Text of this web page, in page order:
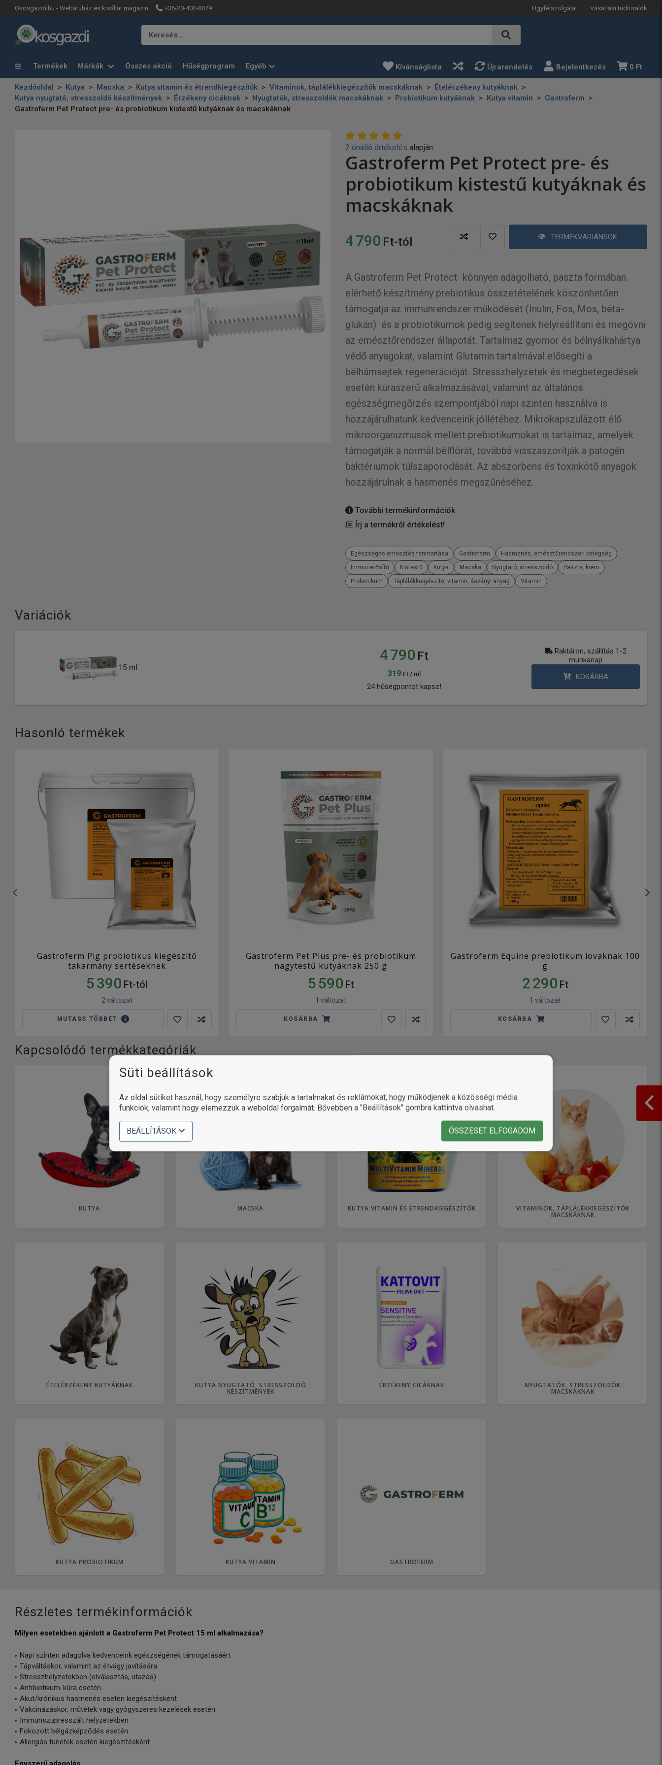
Okosgazdi.hu - Webáruház és kisállat magazin +36-20-402-8079 Ügyfélszolgálat Vásárlási tudnivalók
Keresés…
Termékek Márkák Összes akció Hűségprogram Egyéb Kívánságlista Újrarendelés Bejelentkezés 0 Ft
Kezdőoldal Kutya Macska Kutya vitamin és étrendkiegészítők Vitaminok, táplálékkiegészítők macskáknak
Ételérzékeny kutyáknak
Kutya nyugtató, stresszoldó készítmények
Érzékeny cicáknak Nyugtatók, stresszoldók macskáknak Probiotikum kutyáknak Kutya vitamin
Gastroferm
Gastroferm Pet Protect pre- és probiotikum kistestű kutyáknak és macskáknak
2 önálló értékelés alapján
Gastroferm Pet Protect pre- és
probiotikum kistestű kutyáknak és
macskáknak
4 790 Ft-tól TERMÉKVARIÁNSOK
A Gastroferm Pet Protect könnyen adagolható, paszta formában
elérhető készítmény prebiotikus összetételének köszönhetően
támogatja az immunrendszer működését (Inulin, Fos, Mos, béta-
glükán) és a probiotikumok pedig segítenek helyreállítani és megóvni
az emésztőrendszer állapotát. Tartalmaz gyomor és bélnyálkahártya
védő anyagokat, valamint Glutamin tartalmával elősegíti a
bélhámsejtek regenerációját. Stresszhelyzetek és megbetegedések
esetén kúraszerű alkalmazásával, valamint az általános
egészségmegőrzés szempontjából napi szinten használva is
hozzájárulhatunk kedvenceink jóllétéhez. Mikrokapszulázott élő
mikroorganizmusok mellett prebiotikumokat is tartalmaz, amelyek
támogatják a normál bélflórát, továbbá visszaszorítják a patogén
baktériumok túlszaporodását. Az abszorbens és toxinkötő anyagok
hozzájárulnak a hasmenés megszűnéséhez.
További termékinformációk
Írj a termékről értékelést!
Egészséges emésztés fenntartása Gastroferm
Hasmenés, emésztőrendszeri betegség
Immunerősítő
Kistestű Kutya Macska Nyugtató, stresszoldó
Paszta, krém
Probiotikum
Táplálékkiegészítő, vitamin, ásványi anyag Vitamin
Variációk
15 ml
4 790 Ft
319 Ft / ml
24 hűségpontot kapsz!
Raktáron, szállítás 1-2
munkanap
KOSÁRBA
Hasonló termékek
Gastroferm Pig probiotikus kiegészítő
takarmány sertéseknek
5 390 Ft-tól
2 változat
MUTASS TÖBBET
Gastroferm Pet Plus pre- és probiotikum
nagytestű kutyáknak 250 g
5 590 Ft
1 változat
KOSÁRBA
Gastroferm Equine prebiotikum lovaknak 100
g
2 290 Ft
1 változat
KOSÁRBA
Kapcsolódó termékkategóriák
KUTYA MACSKA KUTYA VITAMIN ÉS ÉTRENDKIEGÉSZÍTŐK VITAMINOK, TÁPLÁLÉKKIEGÉSZÍTŐK
MACSKÁKNAK
ÉTELÉRZÉKENY KUTYÁKNAK KUTYA NYUGTATÓ, STRESSZOLDÓ
KÉSZÍTMÉNYEK
ÉRZÉKENY CICÁKNAK NYUGTATÓK, STRESSZOLDÓK
MACSKÁKNAK
KUTYA PROBIOTIKUM KUTYA VITAMIN GASTROFERM
Részletes termékinformációk
Milyen esetekben ajánlott a Gastroferm Pet Protect 15 ml alkalmazása?
Napi szinten adagolva kedvenceink egészségének támogatásáért
Tápváltáskor, valamint az étvágy javítására
Stresszhelyzetekben (elválasztás, utazás)
Antibiotikum-kúra esetén
Akut/krónikus hasmenés esetén kiegészítésként
Vakcinázáskor, műtétek vagy gyógyszeres kezelések esetén
Immunszupresszált helyzetekben
Fokozott bélgázképződés esetén
Allergiás tünetek esetén kiegészítésként
Süti beállítások
Az oldal sütiket használ, hogy személyre szabjuk a tartalmakat és reklámokat, hogy működjenek a közösségi média
funkciók, valamint hogy elemezzük a weboldal forgalmát. Bővebben a "Beállítások" gombra kattintva olvashat.
BEÁLLÍTÁSOK ÖSSZESET ELFOGADOM